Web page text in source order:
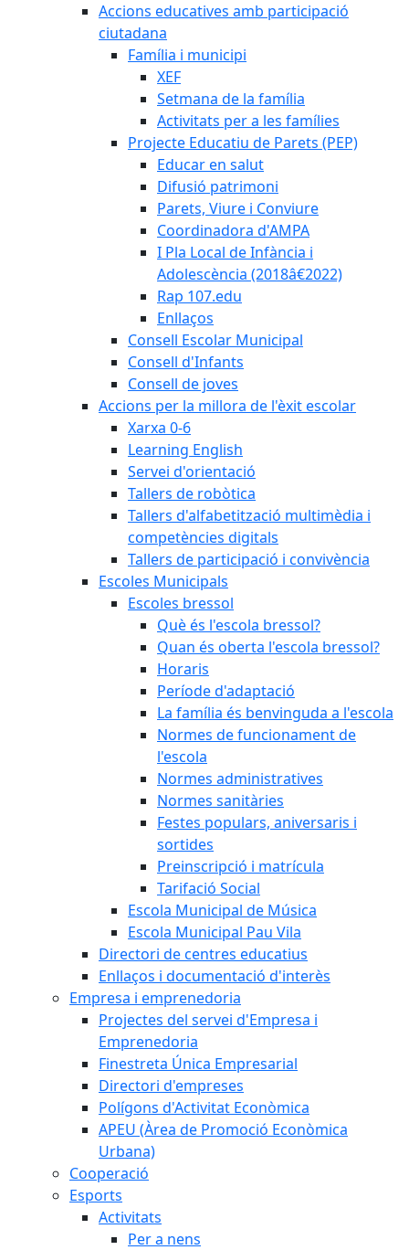
Accions educatives amb participació
ciutadana
Família i municipi
XEF
Setmana de la família
Activitats per a les famílies
Projecte Educatiu de Parets (PEP)
Educar en salut
Difusió patrimoni
Parets, Viure i Conviure
Coordinadora d'AMPA
I Pla Local de Infància i
Adolescència (2018â€2022)
Rap 107.edu
Enllaços
Consell Escolar Municipal
Consell d'Infants
Consell de joves
Accions per la millora de l'èxit escolar
Xarxa 0-6
Learning English
Servei d'orientació
Tallers de robòtica
Tallers d'alfabetització multimèdia i
competències digitals
Tallers de participació i convivència
Escoles Municipals
Escoles bressol
Què és l'escola bressol?
Quan és oberta l'escola bressol?
Horaris
Període d'adaptació
La família és benvinguda a l'escola
Normes de funcionament de
l'escola
Normes administratives
Normes sanitàries
Festes populars, aniversaris i
sortides
Preinscripció i matrícula
Tarifació Social
Escola Municipal de Música
Escola Municipal Pau Vila
Directori de centres educatius
Enllaços i documentació d'interès
Empresa i emprenedoria
Projectes del servei d'Empresa i
Emprenedoria
Finestreta Única Empresarial
Directori d'empreses
Polígons d'Activitat Econòmica
APEU (Àrea de Promoció Econòmica
Urbana)
Cooperació
Esports
Activitats
Per a nens